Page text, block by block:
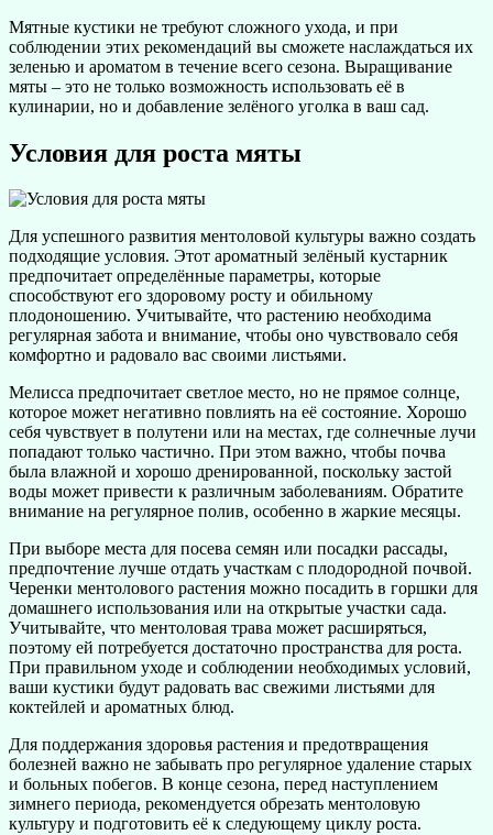
Мятные кустики не требуют сложного ухода, и при
соблюдении этих рекомендаций вы сможете наслаждаться их
зеленью и ароматом в течение всего сезона. Выращивание
мяты – это не только возможность использовать её в
кулинарии, но и добавление зелёного уголка в ваш сад.
Условия для роста мяты
Для успешного развития ментоловой культуры важно создать
подходящие условия. Этот ароматный зелёный кустарник
предпочитает определённые параметры, которые
способствуют его здоровому росту и обильному
плодоношению. Учитывайте, что растению необходима
регулярная забота и внимание, чтобы оно чувствовало себя
комфортно и радовало вас своими листьями.
Мелисса предпочитает светлое место, но не прямое солнце,
которое может негативно повлиять на её состояние. Хорошо
себя чувствует в полутени или на местах, где солнечные лучи
попадают только частично. При этом важно, чтобы почва
была влажной и хорошо дренированной, поскольку застой
воды может привести к различным заболеваниям. Обратите
внимание на регулярное полив, особенно в жаркие месяцы.
При выборе места для посева семян или посадки рассады,
предпочтение лучше отдать участкам с плодородной почвой.
Черенки ментолового растения можно посадить в горшки для
домашнего использования или на открытые участки сада.
Учитывайте, что ментоловая трава может расширяться,
поэтому ей потребуется достаточно пространства для роста.
При правильном уходе и соблюдении необходимых условий,
ваши кустики будут радовать вас свежими листьями для
коктейлей и ароматных блюд.
Для поддержания здоровья растения и предотвращения
болезней важно не забывать про регулярное удаление старых
и больных побегов. В конце сезона, перед наступлением
зимнего периода, рекомендуется обрезать ментоловую
культуру и подготовить её к следующему циклу роста.